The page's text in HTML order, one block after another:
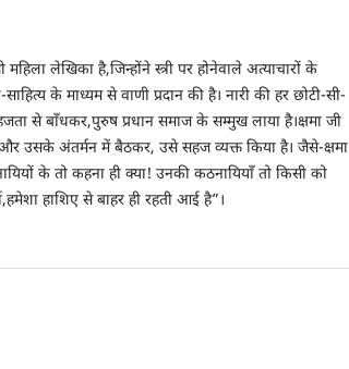
लेखिका है,जिन्होंने स्त्री पर होनेवाले अत्याचारों के
के माध्यम से वाणी प्रदान की है। नारी की हर छोटी-सी-
से बाँधकर,पुरुष प्रधान समाज के सम्मुख लाया है।क्षमा जी
और उसके अंतर्मन में बैठकर, उसे सहज व्यक्त किया है। जैसे-क्षमा
के तो कहना ही क्या! उनकी कठनायियाँ तो किसी को
हाशिए से बाहर ही रहती आई है”।